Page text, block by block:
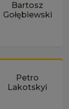
Bartosz
Gołębiewski
Petro
Lakotskyi